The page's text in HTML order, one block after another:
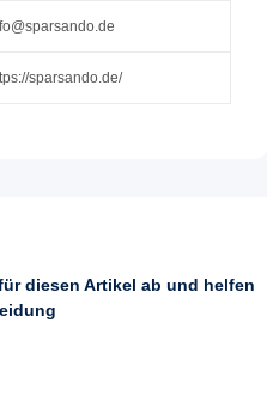
sparsando.de/
diesen Artikel ab und helfen